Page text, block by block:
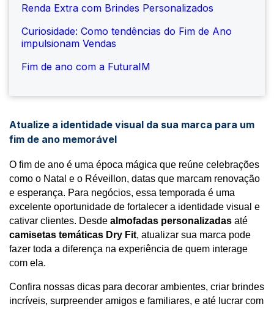
Renda Extra com Brindes Personalizados
Curiosidade: Como tendências do Fim de Ano
impulsionam Vendas
Fim de ano com a FuturaIM
Atualize a identidade visual da sua marca para um
fim de ano memorável
O fim de ano é uma época mágica que reúne celebrações
como o Natal e o Réveillon, datas que marcam renovação
e esperança. Para negócios, essa temporada é uma
excelente oportunidade de fortalecer a identidade visual e
cativar clientes. Desde almofadas personalizadas
camisetas temáticas Dry Fit, atualizar sua marca pode
fazer toda a diferença na experiência de quem interage
com ela.
Confira nossas dicas para decorar ambientes, criar brindes
incríveis, surpreender amigos e familiares, e até lucrar com